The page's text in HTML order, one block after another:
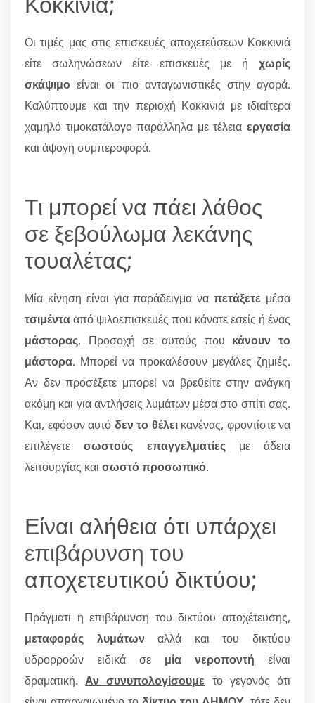
Οι τιμές μας στις επισκευές αποχετεύσεων Κοκκινιά
είτε σωληνώσεων είτε επισκευές με ή χωρίς
σκάψιμο είναι οι πιο ανταγωνιστικές στην αγορά.
Καλύπτουμε και την περιοχή Κοκκινιά με ιδιαίτερα
χαμηλό τιμοκατάλογο παράλληλα με τέλεια εργασία
και άψογη συμπεροφορά.
Τι μπορεί να πάει λάθος
σε ξεβούλωμα λεκάνης
τουαλέτας;
Μία κίνηση είναι για παράδειγμα ναπετάξετε μέσα
τσιμέντααπό ψιλοεπισκευές που κάνατε εσείς ή ένας
μάστορας. Προσοχή σε αυτούς που κάνουν το
μάστορα. Μπορεί να προκαλέσουν μεγάλες ζημιές.
Αν δεν προσέξετε μπορεί να βρεθείτε στην ανάγκη
ακόμη και για αντλήσεις λυμάτων μέσα στο σπίτι σας.
Και, εφόσον αυτό δεν το θέλεικανένας, φροντίστε να
επιλέγετεσωστούς επαγγελματίεςμε άδεια
λειτουργίας και σωστό προσωπικό.
Είναι αλήθεια ότι υπάρχει
επιβάρυνση του
αποχετευτικού δικτύου;
Πράγματι η επιβάρυνση του δικτύου αποχέτευσης,
μεταφοράς λυμάτωναλλά και του δικτύου
υδρορροών ειδικά σε μία νεροποντή είναι
δραματική.Αν συνυπολογίσουμε το γεγονός ότι